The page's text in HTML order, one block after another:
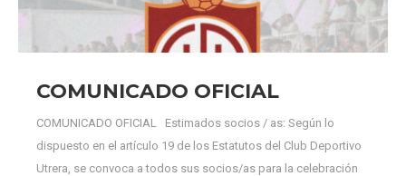
COMUNICADO OFICIAL
COMUNICADO OFICIAL Estimados socios / as: Según lo
dispuesto en el artículo 19 de los Estatutos del Club Deportivo
Utrera, se convoca a todos sus socios/as para la celebración